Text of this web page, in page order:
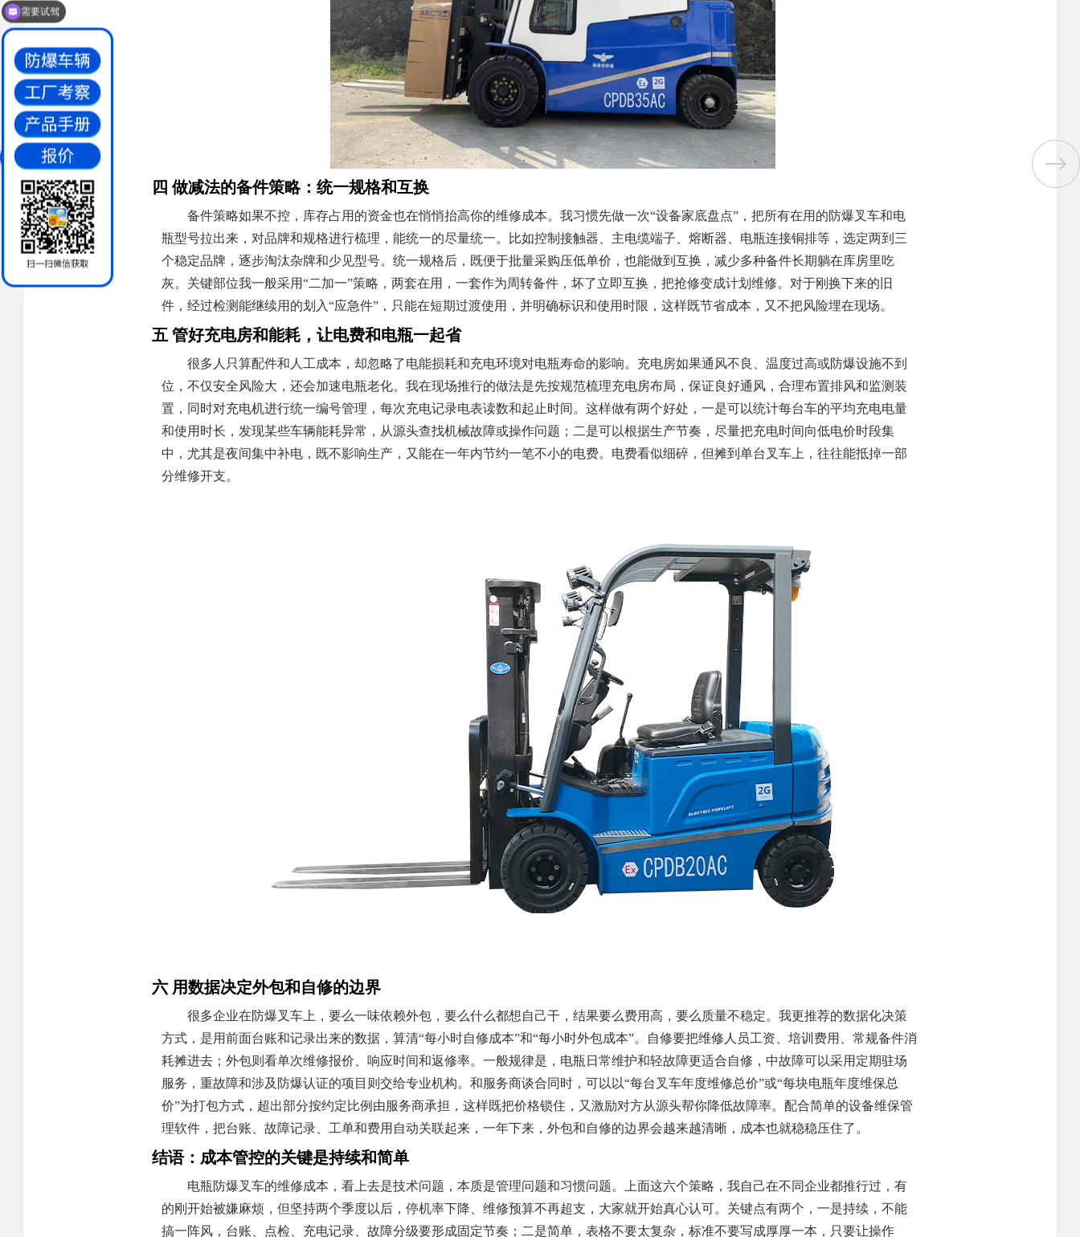
四 做减法的备件策略：统一规格和互换
备件策略如果不控，库存占用的资金也在悄悄抬高你的维修成本。我习惯先做一次“设备家底盘点”，把所有在用的防爆叉车和电
瓶型号拉出来，对品牌和规格进行梳理，能统一的尽量统一。比如控制接触器、主电缆端子、熔断器、电瓶连接铜排等，选定两到三
个稳定品牌，逐步淘汰杂牌和少见型号。统一规格后，既便于批量采购压低单价，也能做到互换，减少多种备件长期躺在库房里吃
灰。关键部位我一般采用“二加一”策略，两套在用，一套作为周转备件，坏了立即互换，把抢修变成计划维修。对于刚换下来的旧
件，经过检测能继续用的划入“应急件”，只能在短期过渡使用，并明确标识和使用时限，这样既节省成本，又不把风险埋在现场。
五 管好充电房和能耗，让电费和电瓶一起省
很多人只算配件和人工成本，却忽略了电能损耗和充电环境对电瓶寿命的影响。充电房如果通风不良、温度过高或防爆设施不到
位，不仅安全风险大，还会加速电瓶老化。我在现场推行的做法是先按规范梳理充电房布局，保证良好通风，合理布置排风和监测装
置，同时对充电机进行统一编号管理，每次充电记录电表读数和起止时间。这样做有两个好处，一是可以统计每台车的平均充电电量
和使用时长，发现某些车辆能耗异常，从源头查找机械故障或操作问题；二是可以根据生产节奏，尽量把充电时间向低电价时段集
中，尤其是夜间集中补电，既不影响生产，又能在一年内节约一笔不小的电费。电费看似细碎，但摊到单台叉车上，往往能抵掉一部
分维修开支。
六 用数据决定外包和自修的边界
很多企业在防爆叉车上，要么一味依赖外包，要么什么都想自己干，结果要么费用高，要么质量不稳定。我更推荐的数据化决策
方式，是用前面台账和记录出来的数据，算清“每小时自修成本”和“每小时外包成本”。自修要把维修人员工资、培训费用、常规备件消
耗摊进去；外包则看单次维修报价、响应时间和返修率。一般规律是，电瓶日常维护和轻故障更适合自修，中故障可以采用定期驻场
服务，重故障和涉及防爆认证的项目则交给专业机构。和服务商谈合同时，可以以“每台叉车年度维修总价”或“每块电瓶年度维保总
价”为打包方式，超出部分按约定比例由服务商承担，这样既把价格锁住，又激励对方从源头帮你降低故障率。配合简单的设备维保管
理软件，把台账、故障记录、工单和费用自动关联起来，一年下来，外包和自修的边界会越来越清晰，成本也就稳稳压住了。
结语：成本管控的关键是持续和简单
电瓶防爆叉车的维修成本，看上去是技术问题，本质是管理问题和习惯问题。上面这六个策略，我自己在不同企业都推行过，有
的刚开始被嫌麻烦，但坚持两个季度以后，停机率下降、维修预算不再超支，大家就开始真心认可。关键点有两个，一是持续，不能
搞一阵风，台账、点检、充电记录、故障分级要形成固定节奏；二是简单，表格不要太复杂，标准不要写成厚厚一本，只要让操作
防爆叉车价格
需要试驾